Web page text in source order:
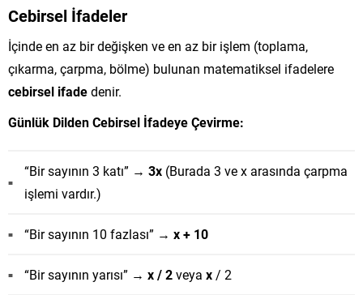
Cebirsel İfadeler
İçinde en az bir değişken ve en az bir işlem (toplama,
çıkarma, çarpma, bölme) bulunan matematiksel ifadelere
cebirsel ifadedenir.
Günlük Dilden Cebirsel İfadeye Çevirme:
“Bir sayının 3 katı” → 3x (Burada 3 ve x arasında çarpma
işlemi vardır.)
“Bir sayının 10 fazlası” → x + 10
“Bir sayının yarısı” → x / 2veya x / 2